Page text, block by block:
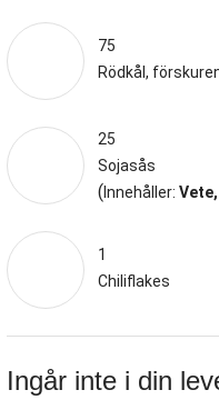
75
Rödkål,
25
Sojasås
(Innehåller:
1
Chiliflakes
Ingår inte i din